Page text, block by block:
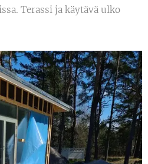
Terassi ja käytävä ulko